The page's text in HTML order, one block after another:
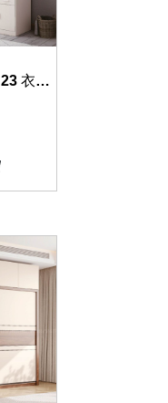
【現代簡約】VG 23 衣櫃 120/140/160/180cm